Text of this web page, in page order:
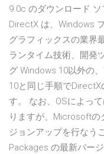
9.0c のダウンロード
DirectX は、Windows
グラフィックスの業界
ランタイム技術、開発
グ Windows 10以外の
10と同じ手順で
す。 なお、OSによっ
りますが、Microsoftの
ジョンアップを行なう
Packages の最新バー